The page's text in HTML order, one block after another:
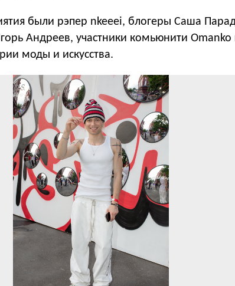
были рэпер nkeeei, блогеры Саша
Андреев, участники комьюнити Omanko
моды и искусства.